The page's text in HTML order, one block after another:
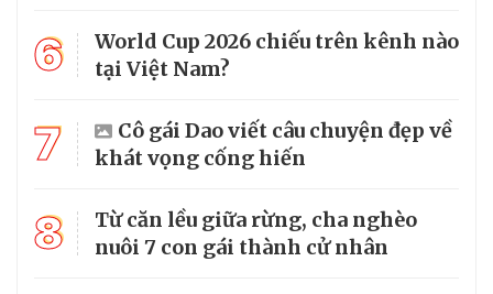
6
World Cup 2026 chiếu trên kênh nào
tại Việt Nam?
7
Cô gái Dao viết câu chuyện đẹp về
khát vọng cống hiến
8
Từ căn lều giữa rừng, cha nghèo
nuôi 7 con gái thành cử nhân